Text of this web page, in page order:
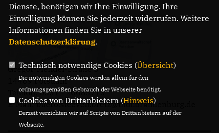
Gregor-Mendel-Straße 3
14469 Potsdam
Telefon: 0331 - 20085713
E-Mail: buero.steeven.bretz@mdl.brandenburg.de
Dienste, benötigen wir Ihre Einwilligung. Ihre
Einwilligung können Sie jederzeit widerrufen. Weitere
Informationen finden Sie in unserer
Datenschutzerklärung.
Technisch notwendige Cookies (Übersicht)
Die notwendigen Cookies werden allein für den
ordnungsgemäßen Gebrauch der Webseite benötigt.
Cookies von Drittanbietern (Hinweis)
Derzeit verzichten wir auf Scripte von Drittanbietern auf der
Webseite.